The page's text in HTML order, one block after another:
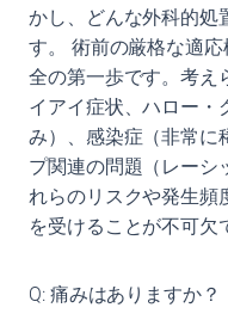
かし、どんな外科的処
す。 術前の厳格な適
全の第一歩です。考え
イアイ症状、ハロー・
み）、感染症（非常に
プ関連の問題（レーシ
れらのリスクや発生頻
を受けることが不可欠
Q: 痛みはありますか？